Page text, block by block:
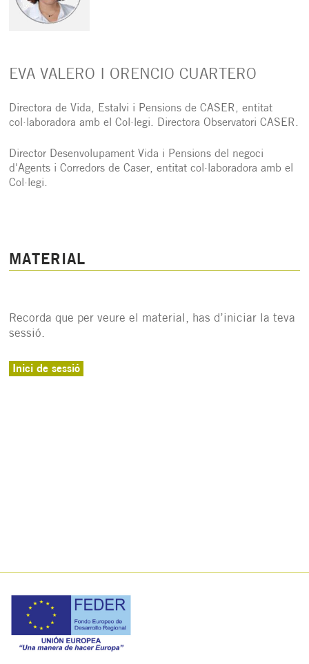
EVA VALERO I ORENCIO CUARTERO
Directora de Vida, Estalvi i Pensions de CASER, entitat
col·laboradora amb el Col·legi. Directora Observatori CASER.
Director Desenvolupament Vida i Pensions del negoci
d'Agents i Corredors de Caser, entitat col·laboradora amb el
Col·legi.
MATERIAL
Recorda que per veure el material, has d’iniciar la teva
sessió.
Inici de sessió